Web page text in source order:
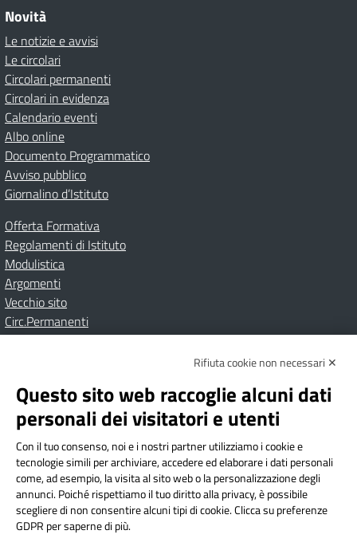
Novità
Le notizie e avvisi
Le circolari
Circolari permanenti
Circolari in evidenza
Calendario eventi
Albo online
Documento Programmatico
Avviso pubblico
Giornalino d’Istituto
Offerta Formativa
Regolamenti di Istituto
Modulistica
Argomenti
Vecchio sito
Circ.Permanenti
Albo onlinePrivacy Policy
Dichiarazione di accessibilità
Note Legali
Istituto Comprensivo Bricherasio
Via Cesare Bollea n. 3 - 10064 Bricherasio (TO) | P.E.O.:
toic84200d@istruzione.it | P.E.C.:
toic84200d@pec.istruzione.it
Codice Fiscale: 94544620019 | Cod. Meccanografico:
Rifiuta cookie non necessari ✕
Questo sito web raccoglie alcuni dati
personali dei visitatori e utenti
Con il tuo consenso, noi e i nostri partner utilizziamo i cookie e
tecnologie simili per archiviare, accedere ed elaborare i dati personali
come, ad esempio, la visita al sito web o la personalizzazione degli
annunci. Poiché rispettiamo il tuo diritto alla privacy, è possibile
scegliere di non consentire alcuni tipi di cookie. Clicca su preferenze
GDPR per saperne di più.